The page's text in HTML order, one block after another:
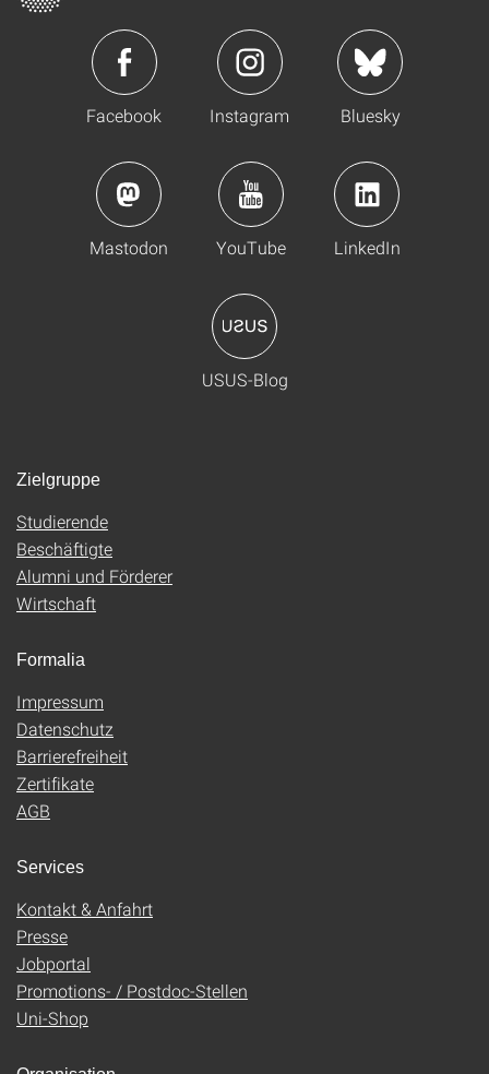
Facebook Instagram Bluesky
Mastodon YouTube LinkedIn
USUS-Blog
Zielgruppe
Studierende
Beschäftigte
Alumni und Förderer
Wirtschaft
Formalia
Impressum
Datenschutz
Barrierefreiheit
Zertifikate
AGB
Services
Kontakt & Anfahrt
Presse
Jobportal
Promotions- / Postdoc-Stellen
Uni-Shop